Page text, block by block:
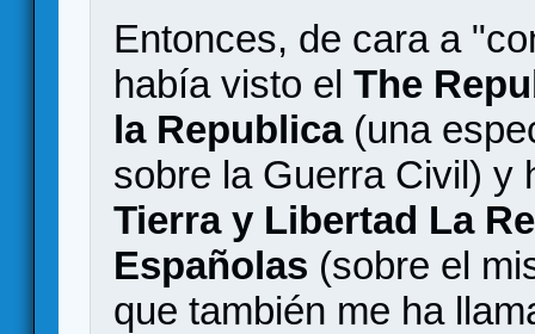
Entonces, de cara a
había visto elThe
la Republica(una
sobre la Guerra Civil) y
Tierra y Libertad La
Españolas (sobre el
que también me ha